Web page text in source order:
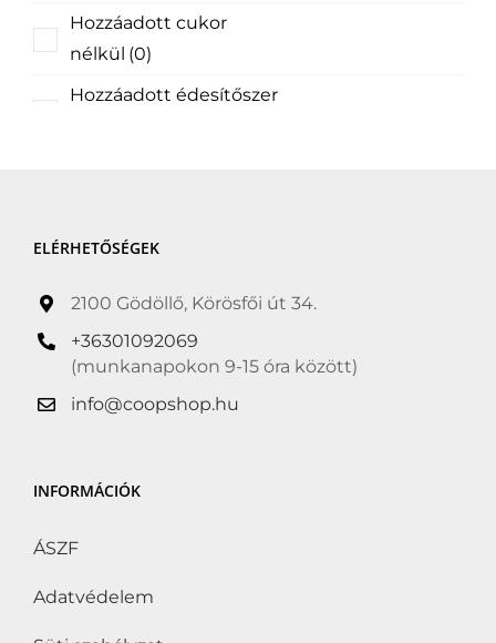
Hozzáadott cukor
nélkül (0)
Hozzáadott édesítőszer
Kóser(0)
Kötelező akció
Következő Kötelező
akció(0)
Suitable for Vegans
Tejcukor-érzékenyek is
ELÉRHETŐSÉGEK
2100 Gödöllő, Körösfői út 34.
+36301092069
(munkanapokon 9-15 óra között)
info@coopshop.hu
INFORMÁCIÓK
ÁSZF
Adatvédelem